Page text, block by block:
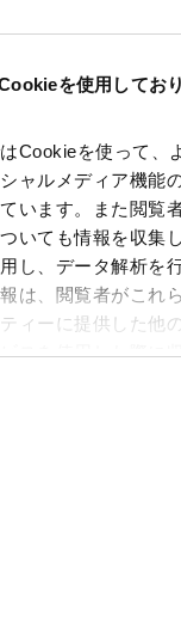
を使用してお
Cookieを使って、
ャルメディア機能
います。また閲覧
いても情報を収集
し、データ解析を
は、閲覧者がこれ
ィーに提供した他
スを使用した際に
規約（
取引法等の改正の法
要と実務への影響
事業法の目的を改め
響や留意点について
務入門―主要条項と契
との関係性を踏まえ
読み解くM&A法務
税問題の検討 ―東京